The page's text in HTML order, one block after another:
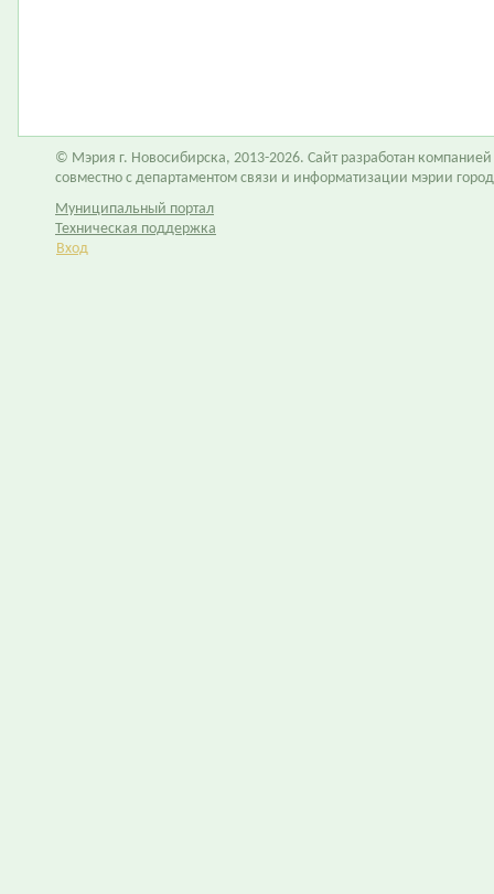
© Мэрия г. Новосибирска, 2013-2026. Сайт разработан компанией
совместно с департаментом связи и информатизации мэрии
Муниципальный портал
Техническая поддержка
Вход